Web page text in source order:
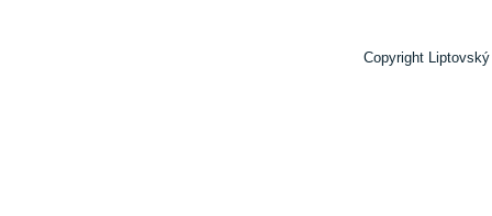
Copyright